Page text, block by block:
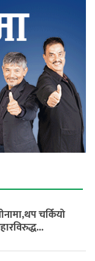
चर्कियो